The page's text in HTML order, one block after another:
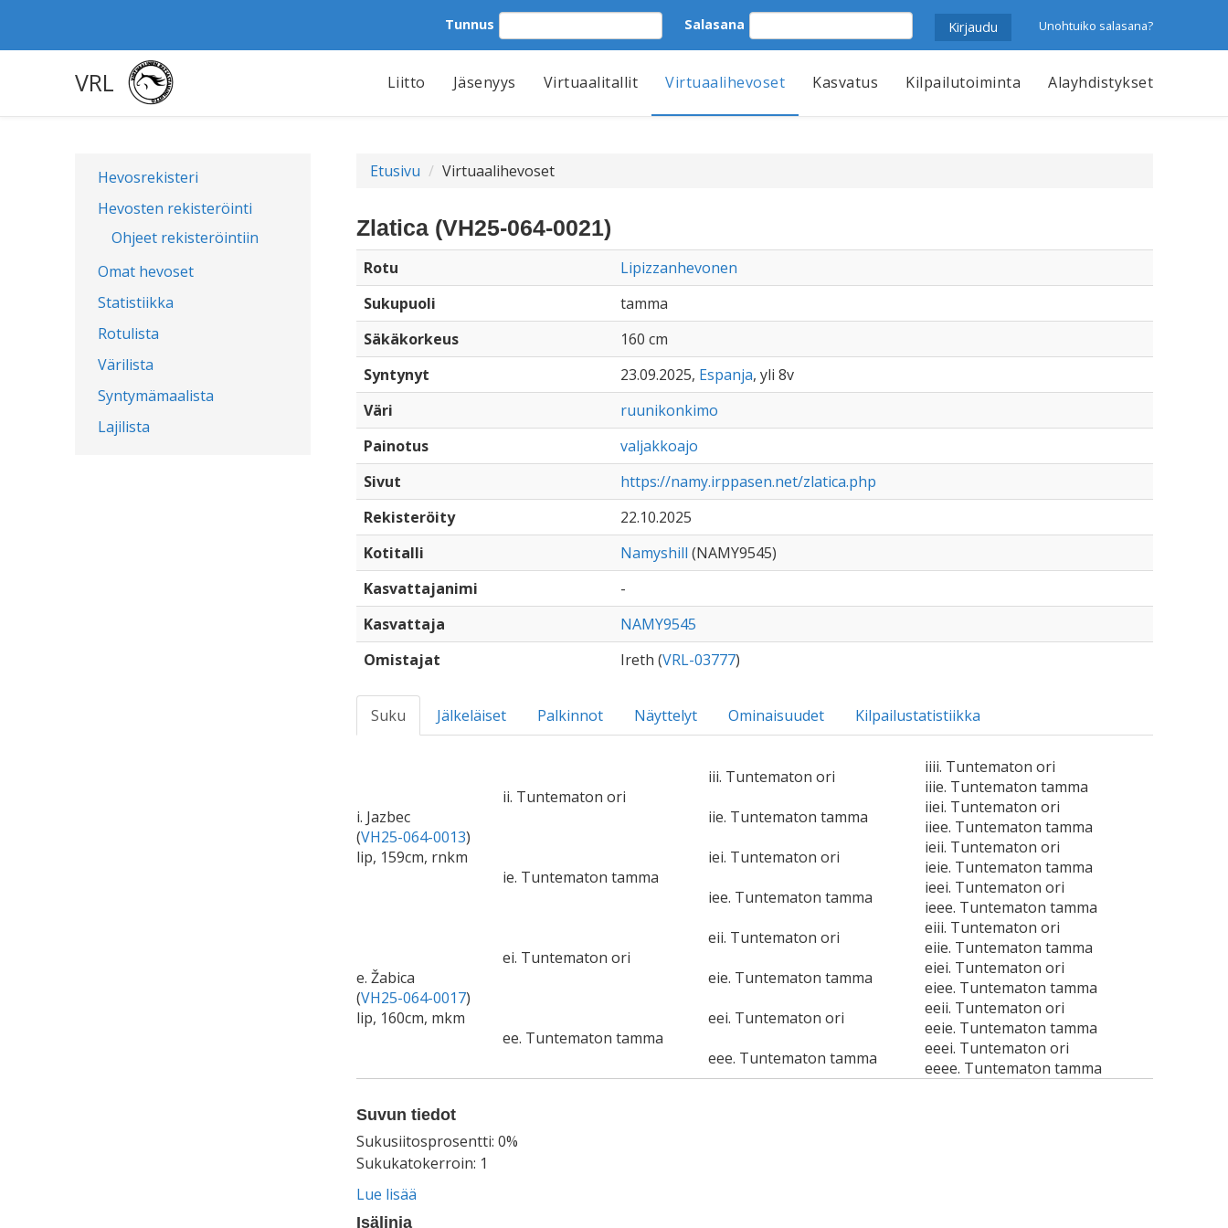
Tunnus Salasana Unohtuiko salasana?
VRL Liitto Jäsenyys Virtuaalitallit Virtuaalihevoset Kasvatus Kilpailutoiminta Alayhdistykset
Hevosrekisteri
Hevosten rekisteröinti
Ohjeet rekisteröintiin
Omat hevoset
Statistiikka
Rotulista
Värilista
Syntymämaalista
Lajilista
Etusivu Virtuaalihevoset
Zlatica (VH25-064-0021)
Rotu
Lipizzanhevonen
Sukupuoli
tamma
Säkäkorkeus
160 cm
Syntynyt
23.09.2025, Espanja, yli 8v
Väri
ruunikonkimo
Painotus
valjakkoajo
Sivut
https://namy.irppasen.net/zlatica.php
Rekisteröity
22.10.2025
Kotitalli
Namyshill (NAMY9545)
Kasvattajanimi
-
Kasvattaja
NAMY9545
Omistajat
Ireth (VRL-03777)
Suku Jälkeläiset Palkinnot Näyttelyt Ominaisuudet Kilpailustatistiikka
i. Jazbec
(VH25-064-0013)
lip, 159cm, rnkm
ii. Tuntematon ori
iii. Tuntematon ori
iiii. Tuntematon ori
iiie. Tuntematon tamma
iie. Tuntematon tamma
iiei. Tuntematon ori
iiee. Tuntematon tamma
ie. Tuntematon tamma
iei. Tuntematon ori
ieii. Tuntematon ori
ieie. Tuntematon tamma
iee. Tuntematon tamma
ieei. Tuntematon ori
ieee. Tuntematon tamma
e. Žabica
(VH25-064-0017)
lip, 160cm, mkm
ei. Tuntematon ori
eii. Tuntematon ori
eiii. Tuntematon ori
eiie. Tuntematon tamma
eie. Tuntematon tamma
eiei. Tuntematon ori
eiee. Tuntematon tamma
ee. Tuntematon tamma
eei. Tuntematon ori
eeii. Tuntematon ori
eeie. Tuntematon tamma
eee. Tuntematon tamma
eeei. Tuntematon ori
eeee. Tuntematon tamma
Suvun tiedot
Sukusiitosprosentti: 0%
Sukukatokerroin: 1
Lue lisää
Isälinja